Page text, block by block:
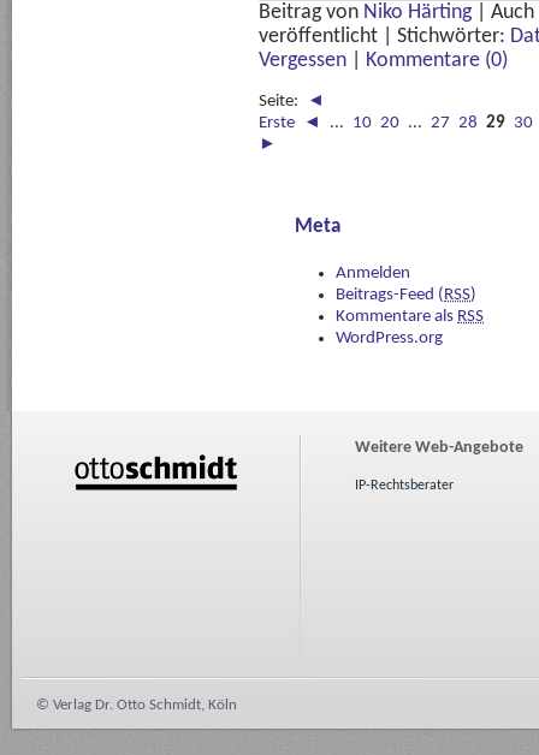
Beitrag von Niko Härting
veröffentlicht
Stichwörter:
Vergessen
Kommentare (0)
Seite:
◄
Erste
◄ ... 10 20 ... 27 28 29 30
►
Meta
Anmelden
Beitrags-Feed (RSS)
Kommentare als RSS
WordPress.org
Weitere Web-Angebote
IP-Rechtsberater
© Verlag Dr. Otto Schmidt, Köln